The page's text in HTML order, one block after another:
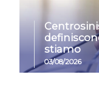
stiamo
03/08/2026